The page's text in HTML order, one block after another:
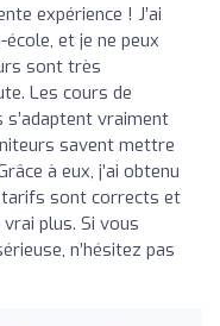
expérience ! J’ai
et je ne peux
sont très
Les cours de
vraiment
savent mettre
à eux, j’ai obtenu
tarifs sont corrects et
plus. Si vous
n’hésitez pas